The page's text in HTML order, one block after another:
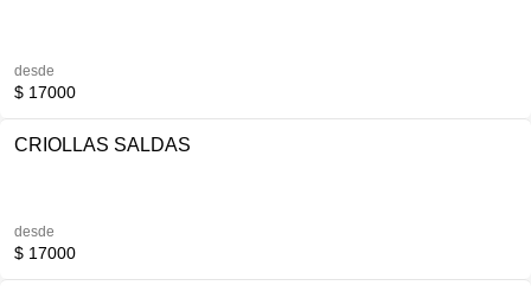
desde
$ 17000
CRIOLLAS SALDAS
desde
$ 17000